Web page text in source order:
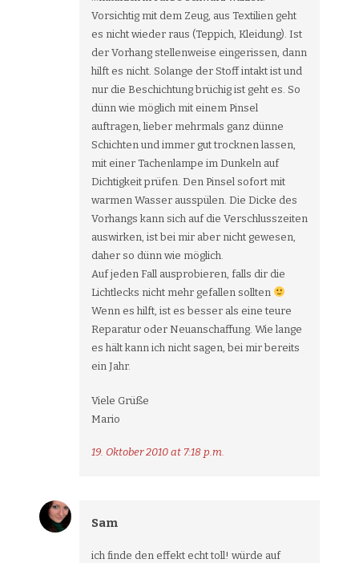
Vorsichtig mit dem Zeug, aus Textilien geht
es nicht wieder raus (Teppich, Kleidung). Ist
der Vorhang stellenweise eingerissen, dann
hilft es nicht. Solange der Stoff intakt ist und
nur die Beschichtung brüchig ist geht es. So
dünn wie möglich mit einem Pinsel
auftragen, lieber mehrmals ganz dünne
Schichten und immer gut trocknen lassen,
mit einer Tachenlampe im Dunkeln auf
Dichtigkeit prüfen. Den Pinsel sofort mit
warmen Wasser ausspülen. Die Dicke des
Vorhangs kann sich auf die Verschlusszeiten
auswirken, ist bei mir aber nicht gewesen,
daher so dünn wie möglich.
Auf jeden Fall ausprobieren, falls dir die
Lichtlecks nicht mehr gefallen sollten
Wenn es hilft, ist es besser als eine teure
Reparatur oder Neuanschaffung. Wie lange
es hält kann ich nicht sagen, bei mir bereits
ein Jahr.
Viele Grüße
Mario
19. Oktober 2010 at 7:18 p.m.
Sam
ich finde den effekt echt toll! würde auf